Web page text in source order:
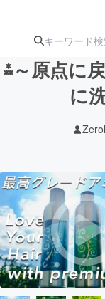
ターン
アー
テクノ
映像・
⁂～原点に
に